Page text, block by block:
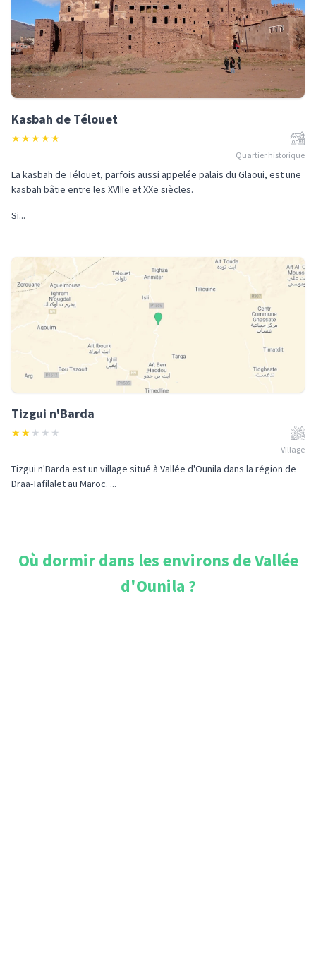
Kasbah de Télouet
★★★★★
Quartier historique
La kasbah de Télouet, parfois aussi appelée palais du Glaoui, est une
kasbah bâtie entre les XVIIIe et XXe siècles.
Si...
Tizgui n'Barda
★★ ★ ★ ★
Village
Tizgui n'Barda est un village situé à Vallée d'Ounila dans la région de
Draa-Tafilalet au Maroc. ...
Où dormir dans les environs deVallée
d'Ounila ?